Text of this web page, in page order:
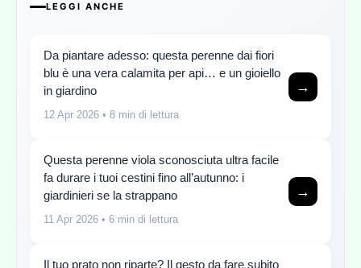
LEGGI ANCHE
Da piantare adesso: questa perenne dai fiori
blu è una vera calamita per api… e un gioiello
in giardino
12 Apr 2026 • 8 min di lettura
→
Questa perenne viola sconosciuta ultra facile
fa durare i tuoi cestini fino all’autunno: i
giardinieri se la strappano
11 Apr 2026 • 6 min di lettura
→
Il tuo prato non riparte? Il gesto da fare subito